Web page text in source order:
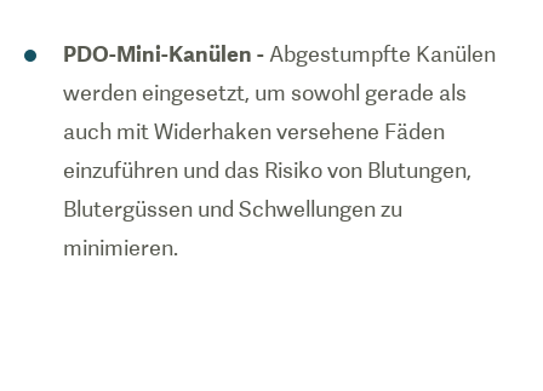
PDO-Mini-Kanülen - Abgestumpfte Kanülen
werden eingesetzt, um sowohl gerade als
auch mit Widerhaken versehene Fäden
einzuführen und das Risiko von Blutungen,
Blutergüssen und Schwellungen zu
minimieren.